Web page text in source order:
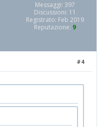
Messaggi: 397
Discussioni: 11
Registrato: Feb 2019
Reputazione: 9
#4